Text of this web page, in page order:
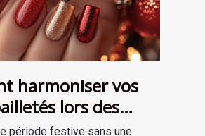
harmoniser vos
lors des
période festive sans une